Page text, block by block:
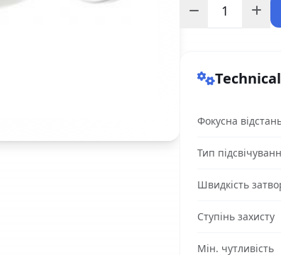
Фокусна
Тип
Швидкість
Ступінь захисту
Мін. чутливість